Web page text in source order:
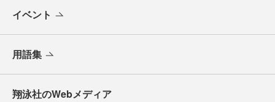
イベント
用語集
翔泳社のWebメディア